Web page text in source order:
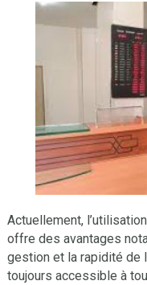
Actuellement,
offre des avantages
gestion et la rapidité de
toujours accessible à